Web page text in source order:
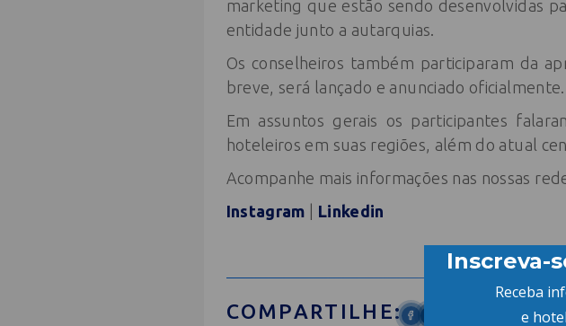
marketing que estão sendo desenvolvidas
entidade junto a autarquias.
Os conselheiros também participaram da
breve, será lançado e anunciado oficialmente.
Em assuntos gerais os participantes
hoteleiros em suas regiões, além do atual
Acompanhe mais informações nas nossas
Instagram
Linkedin
COMPARTILHE: